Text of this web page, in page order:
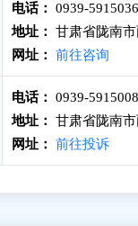
电话：
0939-5915036
地址：
甘肃省陇南
网址：
前往咨询
电话：
0939-5915008
地址：
甘肃省陇南
网址：
前往投诉